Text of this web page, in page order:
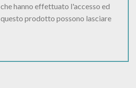
hanno effettuato l'accesso ed
prodotto possono lasciare